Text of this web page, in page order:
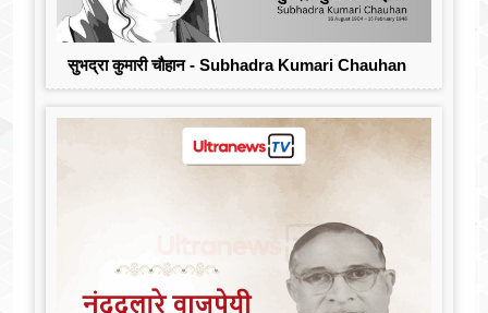
सुभद्रा कुमारी चौहान - Subhadra Kumari Chauhan